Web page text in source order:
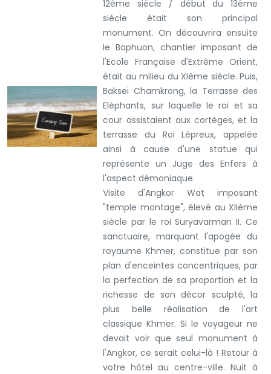
12ème siècle / début du 13ème
siècle était son principal
monument. On découvrira ensuite
le Baphuon, chantier imposant de
l'Ecole Française d'Extrême Orient,
était au milieu du XIème siècle. Puis,
Baksei Chamkrong, la Terrasse des
Eléphants, sur laquelle le roi et sa
cour assistaient aux cortèges, et la
terrasse du Roi Lépreux, appelée
ainsi à cause d'une statue qui
représente un Juge des Enfers à
l'aspect démoniaque.
Visite d'Angkor Wat imposant
"temple montage", élevé au XIIème
siècle par le roi Suryavarman II. Ce
sanctuaire, marquant l'apogée du
royaume Khmer, constitue par son
plan d'enceintes concentriques, par
la perfection de sa proportion et la
richesse de son décor sculpté, la
plus belle réalisation de l'art
classique Khmer. Si le voyageur ne
devait voir que seul monument à
l'Angkor, ce serait celui-là ! Retour à
votre hôtel au centre-ville. Nuit à